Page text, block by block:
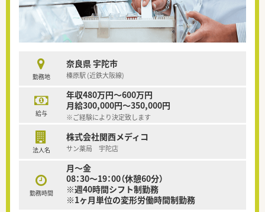
勤務地
奈良県 宇陀市
榛原駅 (近鉄大阪線)
給与
年収480万円～600万円
月給300,000円～350,000円
※ご経験により決定致します
法人名
株式会社関西メディコ
サン薬局 宇陀店
勤務時間
月～金
08：30～19：00（休憩60分）
※週40時間シフト制勤務
※1ヶ月単位の変形労働時間制勤務